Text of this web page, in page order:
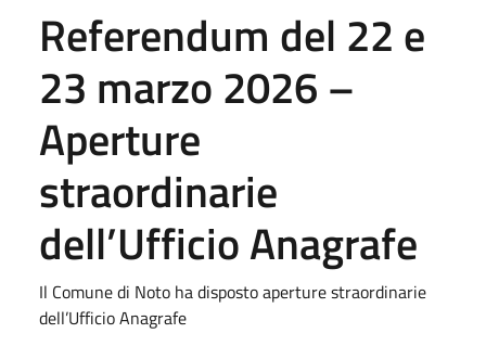
Referendum del 22 e
23 marzo 2026 –
Aperture
straordinarie
dell’Ufficio Anagrafe
Il Comune di Noto ha disposto aperture straordinarie
dell’Ufficio Anagrafe